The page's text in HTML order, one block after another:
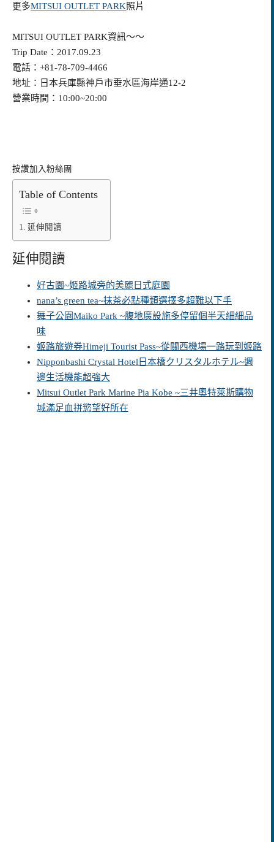
更多MITSUI OUTLET PARK照片
MITSUI OUTLET PARK資訊～～
Trip Date：2017.09.23
電話：+81-78-709-4466
地址：日本兵庫縣神戶市垂水區海岸通12-2
營業時間：10:00~20:00
按讚加入粉絲團
Table of Contents
延伸閱讀
延伸閱讀
好古園~姬路城旁的美麗日式庭園
nana’s green tea~抹茶必點種類選擇多超難以下手
舞子公園Maiko Park ~腹地廣設施多停留個半天細細品
味
姬路旅遊券Himeji Tourist Pass~從關西機場一路玩到姬路
Nipponbashi Crystal Hotel日本橋クリスタルホテル~週
邊生活機能超強大
Mitsui Outlet Park Marine Pia Kobe ~三井奧特萊斯購物
城滿足血拼慾望好所在